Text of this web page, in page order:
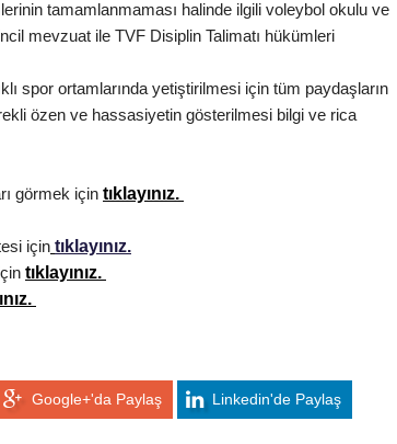
tamamlanmaması halinde ilgili voleybol okulu ve
mevzuat ile TVF Disiplin Talimatı hükümleri
spor ortamlarında yetiştirilmesi için tüm paydaşların
özen ve hassasiyetin gösterilmesi bilgi ve rica
görmek için tıklayınız.
için tıklayınız.
tıklayınız.
Google+'da Paylaş Linkedin'de Paylaş